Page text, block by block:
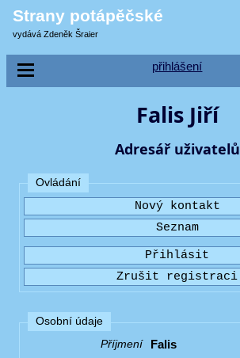
Strany potápěčské
vydává Zdeněk Šraier
přihlášení
Falis Jiří
Adresář uživatelů
Ovládání
Osobní údaje
Příjmení
Falis